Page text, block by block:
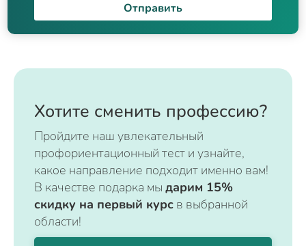
Отправить
Хотите сменить профессию?
Пройдите наш увлекательный
профориентационный тест и узнайте,
какое направление подходит именно вам!
В качестве подарка мы дарим 15%
скидку на первый курс в выбранной
области!